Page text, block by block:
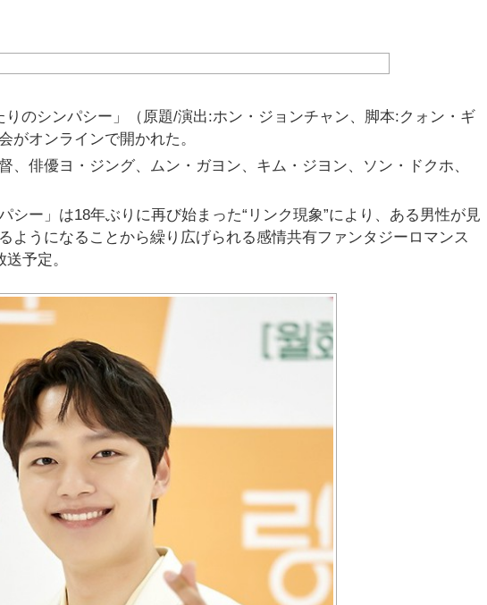
のシンパシー」（原題/演出:ホン・ジョンチャン、脚本:クォン・ギ
がオンラインで開かれた。
、俳優ヨ・ジング、ムン・ガヨン、キム・ジヨン、ソン・ドクホ、
シー」は18年ぶりに再び始まった“リンク現象”により、ある男性が見
ようになることから繰り広げられる感情共有ファンタジーロマンス
予定。